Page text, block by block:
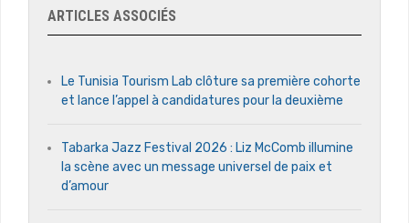
ARTICLES ASSOCIÉS
Le Tunisia Tourism Lab clôture sa première cohorte
et lance l’appel à candidatures pour la deuxième
Tabarka Jazz Festival 2026 : Liz McComb illumine
la scène avec un message universel de paix et
d’amour